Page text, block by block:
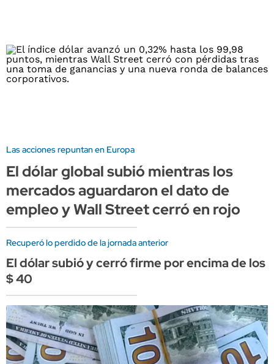
Las acciones repuntan en Europa
El dólar global subió mientras los
mercados aguardaron el dato de
empleo y Wall Street cerró en rojo
Recuperó lo perdido de la jornada anterior
El dólar subió y cerró firme por encima de los
$ 40